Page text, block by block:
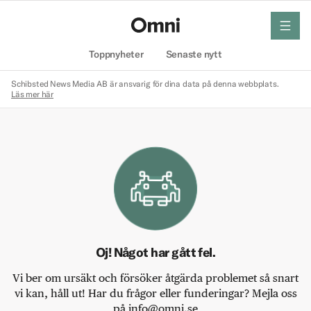
Toppnyheter Senaste nytt
meny
Schibsted News Media AB är ansvarig för dina data på denna webbplats.
Läs mer här
Oj! Något har gått fel.
Vi ber om ursäkt och försöker åtgärda problemet så snart
vi kan, håll ut! Har du frågor eller funderingar? Mejla oss